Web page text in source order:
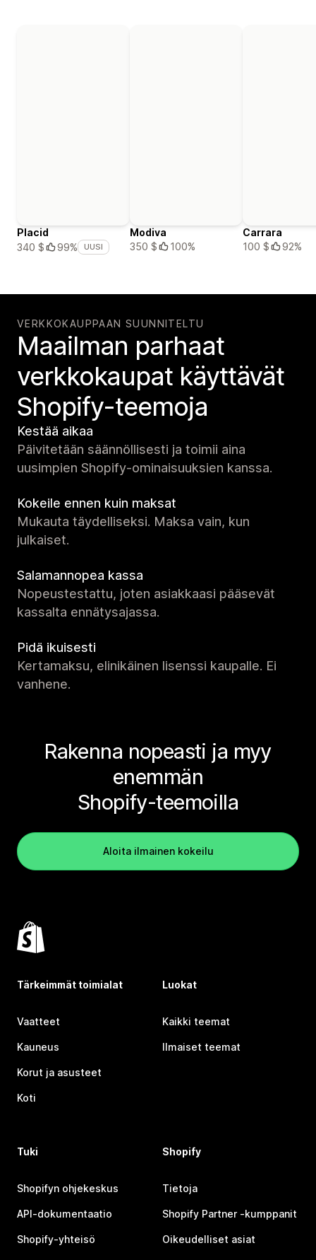
Placid
340 $
99% UUSI
Modiva
350 $
100%
Carrara
100 $
92%
VERKKOKAUPPAAN SUUNNITELTU
Maailman parhaat
verkko­kaupat käyttävät
Shopify-teemoja
Kestää aikaa
Päivitetään säännöllisesti ja toimii aina
uusimpien Shopify-ominaisuuksien kanssa.
Kokeile ennen kuin maksat
Mukauta täydelliseksi. Maksa vain, kun
julkaiset.
Salamannopea kassa
Nopeustestattu, joten asiakkaasi pääsevät
kassalta ennätysajassa.
Pidä ikuisesti
Kertamaksu, elinikäinen lisenssi kaupalle. Ei
vanhene.
Rakenna nopeasti ja myy
enemmän
Shopify-teemoilla
Aloita ilmainen kokeilu
Tärkeimmät toimialat
Vaatteet
Kauneus
Korut ja asusteet
Koti
Luokat
Kaikki teemat
Ilmaiset teemat
Tuki
Shopifyn ohjekeskus
API-dokumentaatio
Shopify-yhteisö
Shopify
Tietoja
Shopify Partner ‑kumppanit
Oikeudelliset asiat